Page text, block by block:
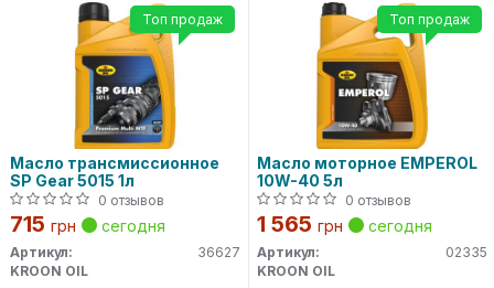
Масло трансмиссионное
SP Gear 5015 1л
0 отзывов
715 грн сегодня
Артикул:
36627
KROON OIL
Топ продаж
Масло моторное EMPEROL
10W-40 5л
0 отзывов
1 565 грн сегодня
Артикул:
02335
KROON OIL
Топ продаж